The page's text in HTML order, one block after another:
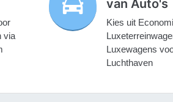
via
van Auto's
Kies uit
Luxewagens
Luchthaven